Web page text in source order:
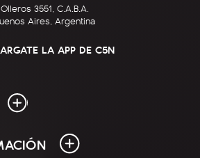
Olleros 3551, C.A.B.A.
Aires, Argentina
LA APP DE C5N